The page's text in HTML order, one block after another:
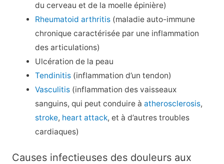
du cerveau et de la moelle épinière)
Rheumatoid arthritis (maladie auto-immune
chronique caractérisée par une inflammation
des articulations)
Ulcération de la peau
Tendinitis (inflammation d’un tendon)
Vasculitis (inflammation des vaisseaux
sanguins, qui peut conduire àatherosclerosis,
stroke, heart attack, et à d’autres troubles
cardiaques)
Causes infectieuses des douleurs aux